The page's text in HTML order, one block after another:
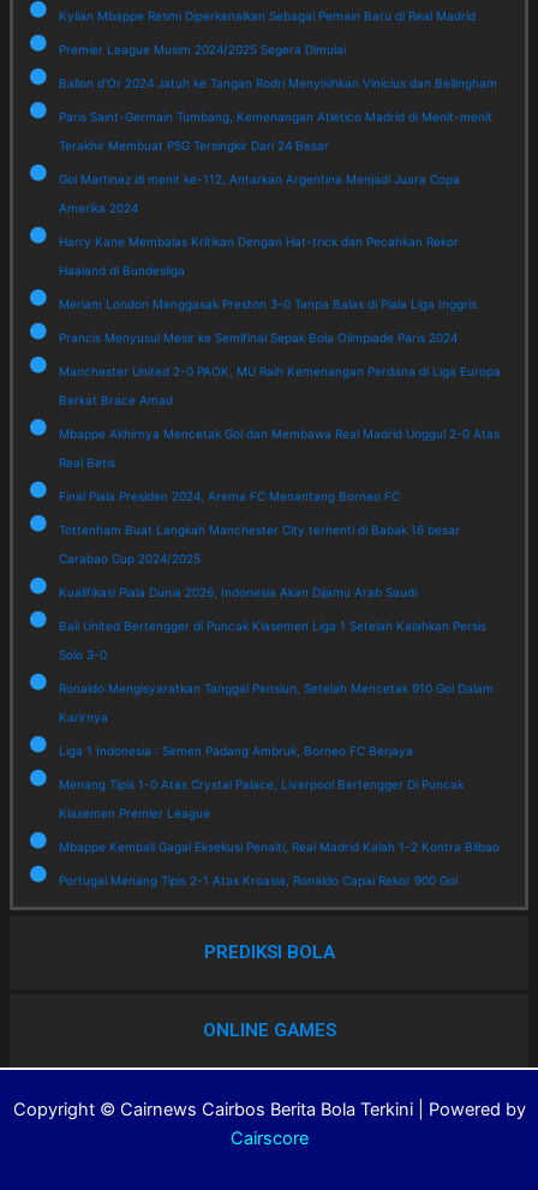
Kylian Mbappe Resmi Diperkenalkan Sebagai Pemain Baru di Real Madrid
Premier League Musim 2024/2025 Segera Dimulai
Ballon d'Or 2024 Jatuh ke Tangan Rodri Menyisihkan Vinicius dan Bellingham
Paris Saint-Germain Tumbang, Kemenangan Atletico Madrid di Menit-menit
Terakhir Membuat PSG Tersingkir Dari 24 Besar
Gol Martinez di menit ke-112, Antarkan Argentina Menjadi Juara Copa
Amerika 2024
Harry Kane Membalas Kritikan Dengan Hat-trick dan Pecahkan Rekor
Haaland di Bundesliga
Meriam London Menggasak Preston 3-0 Tanpa Balas di Piala Liga Inggris
Prancis Menyusul Mesir ke Semifinal Sepak Bola Olimpiade Paris 2024
Manchester United 2-0 PAOK, MU Raih Kemenangan Perdana di Liga Europa
Berkat Brace Amad
Mbappe Akhirnya Mencetak Gol dan Membawa Real Madrid Unggul 2-0 Atas
Real Betis
Final Piala Presiden 2024, Arema FC Menantang Borneo FC
Tottenham Buat Langkah Manchester City terhenti di Babak 16 besar
Carabao Cup 2024/2025
Kualifikasi Piala Dunia 2026, Indonesia Akan Dijamu Arab Saudi
Bali United Bertengger di Puncak Klasemen Liga 1 Setelah Kalahkan Persis
Solo 3-0
Ronaldo Mengisyaratkan Tanggal Pensiun, Setelah Mencetak 910 Gol Dalam
Karirnya
Liga 1 Indonesia : Semen Padang Ambruk, Borneo FC Berjaya
Menang Tipis 1-0 Atas Crystal Palace, Liverpool Bertengger Di Puncak
Klasemen Premier League
Mbappe Kembali Gagal Eksekusi Penalti, Real Madrid Kalah 1-2 Kontra Bilbao
Portugal Menang Tipis 2-1 Atas Kroasia, Ronaldo Capai Rekor 900 Gol
PREDIKSI BOLA
ONLINE GAMES
Copyright © Cairnews Cairbos Berita Bola Terkini | Powered by
Cairscore